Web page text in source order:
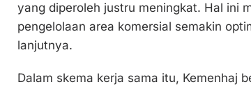
yang diperoleh justru meningkat. Hal ini
pengelolaan area komersial semakin
lanjutnya.
Dalam skema kerja sama itu, Kemenhaj